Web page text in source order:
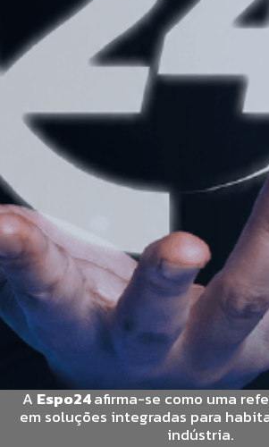
A Espo24afirma-se como uma
em soluções integradas para
indústria.